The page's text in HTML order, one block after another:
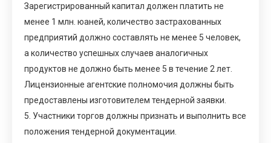
Зарегистрированный капитал должен платить не
менее 1 млн. юаней, количество застрахованных
предприятий должно составлять не менее 5 человек,
а количество успешных случаев аналогичных
продуктов не должно быть менее 5 в течение 2 лет.
Лицензионные агентские полномочия должны быть
предоставлены изготовителем тендерной заявки.
5. Участники торгов должны признать и выполнить все
положения тендерной документации.